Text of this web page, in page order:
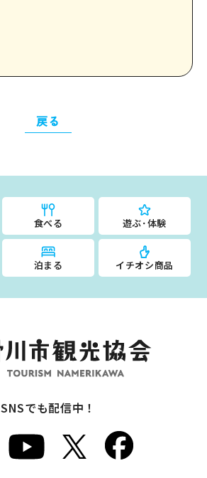
戻る
食べる 遊ぶ･体験
泊まる イチオシ商品
SNSでも配信中！